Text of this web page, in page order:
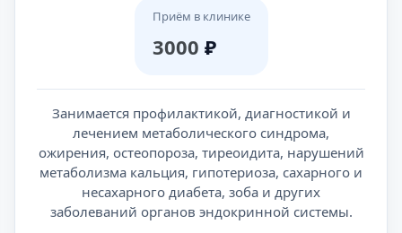
Приём в клинике
3000 ₽
Занимается профилактикой, диагностикой и
лечением метаболического синдрома,
ожирения, остеопороза, тиреоидита, нарушений
метаболизма кальция, гипотериоза, сахарного и
несахарного диабета, зоба и других
заболеваний органов эндокринной системы.